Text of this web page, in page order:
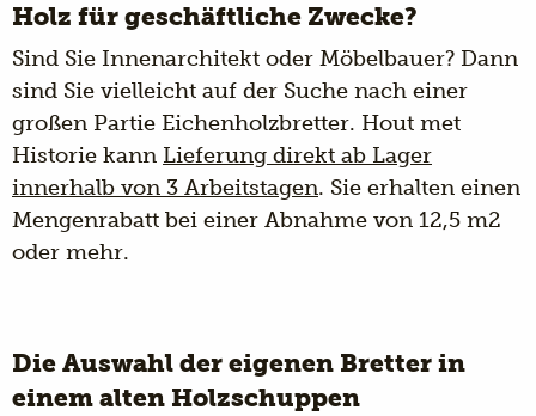
Holz für geschäftliche Zwecke?
Sind Sie Innenarchitekt oder Möbelbauer? Dann
sind Sie vielleicht auf der Suche nach einer
großen Partie Eichenholzbretter. Hout met
Historie kann Lieferung direkt ab Lager
innerhalb von 3 Arbeitstagen. Sie erhalten einen
Mengenrabatt bei einer Abnahme von 12,5 m2
oder mehr.
Die Auswahl der eigenen Bretter in
einem alten Holzschuppen